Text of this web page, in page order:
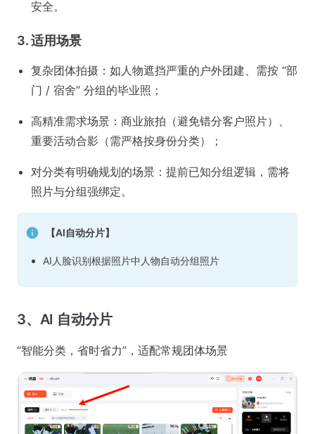
安全。
3. 适用场景
复杂团体拍摄：如人物遮挡严重的户外团建、需按 “部
门 / 宿舍” 分组的毕业照；
高精准需求场景：商业旅拍（避免错分客户照片）、
重要活动合影（需严格按身份分类）；
对分类有明确规划的场景：提前已知分组逻辑，需将
照片与分组强绑定。
【AI自动分片】
AI人脸识别根据照片中人物自动分组照片
3、AI 自动分片
“智能分类，省时省力”，适配常规团体场景